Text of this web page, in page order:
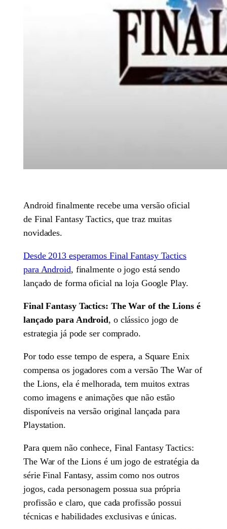
Android finalmente recebe uma versão oficial
de Final Fantasy Tactics, que traz muitas
novidades.
Desde 2013 esperamos Final Fantasy Tactics
para Android, finalmente o jogo está sendo
lançado de forma oficial na loja Google Play.
Final Fantasy Tactics: The War of the Lions é
lançado para Android, o clássico jogo de
estrategia já pode ser comprado.
Por todo esse tempo de espera, a Square Enix
compensa os jogadores com a versão The War of
the Lions, ela é melhorada, tem muitos extras
como imagens e animações que não estão
disponíveis na versão original lançada para
Playstation.
Para quem não conhece, Final Fantasy Tactics:
The War of the Lions é um jogo de estratégia da
série Final Fantasy, assim como nos outros
jogos, cada personagem possua sua própria
profissão e claro, que cada profissão possui
técnicas e habilidades exclusivas e únicas.